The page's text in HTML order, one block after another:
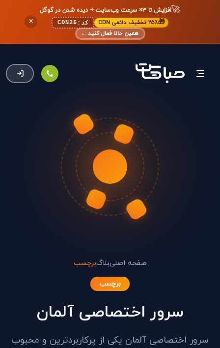
🚀افزایش تا ۳× سرعت وب‌سایت + دیده شدن در گوگل
🎁۲۵٪ تخفیف دائمی CDN کد: CDN25
همین حالا فعال کنید ←
×
صفحه اصلیبلاگبرچسب
برچسب
سرور اختصاصی آلمان
سرور اختصاصی آلمان یکی از پرکاربردترین و محبوب